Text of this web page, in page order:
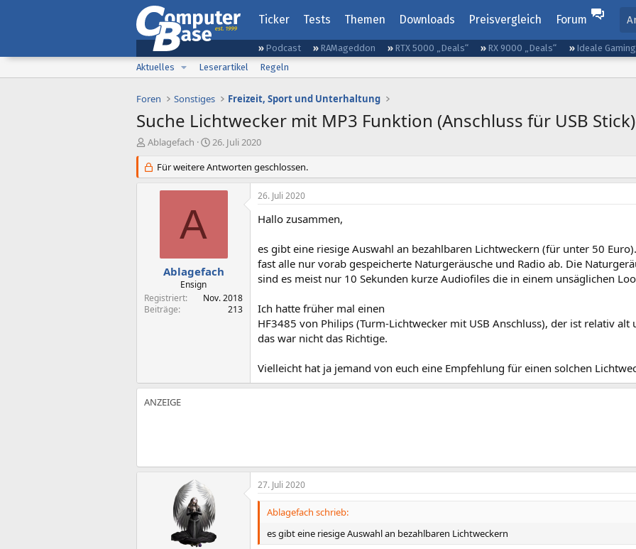
Ticker Tests Themen Downloads Preisvergleich Forum
Podcast RAMageddon RTX 5000 „Deals“ RX 9000 „Deals“
Ideale
Aktuelles
Leserartikel Regeln
Foren Sonstiges Freizeit, Sport und Unterhaltung
Suche Lichtwecker mit MP3 Funktion (Anschluss für USB Stick)
E
s
t
Ablagefach
E
s
t
e
m
26. Juli 2020
Für weitere Antworten geschlossen.
A
Ablagefach
Ensign
Registriert
Nov. 2018
Beiträge
213
26. Juli 2020
Hallo zusammen,
es gibt eine riesige Auswahl an bezahlbaren Lichtweckern (für unter 50
fast alle nur vorab gespeicherte Naturgeräusche und Radio ab. Die
sind es meist nur 10 Sekunden kurze Audiofiles die in einem unsäglichen
Ich hatte früher mal einen
HF3485 von Philips (Turm-Lichtwecker mit USB Anschluss), der ist relativ
das war nicht das Richtige.
Vielleicht hat ja jemand von euch eine Empfehlung für einen solchen
27. Juli 2020
Ablagefach schrieb:
es gibt eine riesige Auswahl an bezahlbaren Lichtweckern